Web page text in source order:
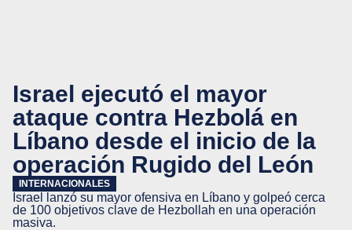
Israel ejecutó el mayor
ataque contra Hezbolá en
Líbano desde el inicio de la
operación Rugido del León
INTERNACIONALES
Israel lanzó su mayor ofensiva en Líbano y golpeó cerca
de 100 objetivos clave de Hezbollah en una operación
masiva.